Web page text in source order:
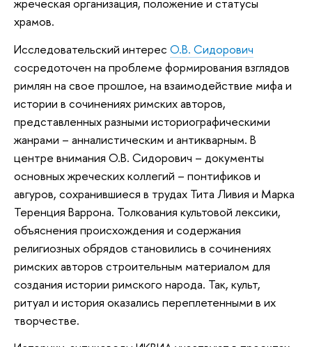
жреческая организация, положение и статусы
храмов.
Исследовательский интерес О.В. Сидорович
сосредоточен на проблеме формирования взглядов
римлян на свое прошлое, на взаимодействие мифа и
истории в сочинениях римских авторов,
представленных разными историографическими
жанрами – анналистическим и антикварным. В
центре внимания О.В. Сидорович – документы
основных жреческих коллегий – понтификов и
авгуров, сохранившиеся в трудах Тита Ливия и Марка
Теренция Варрона. Толкования культовой лексики,
объяснения происхождения и содержания
религиозных обрядов становились в сочинениях
римских авторов строительным материалом для
создания истории римского народа. Так, культ,
ритуал и история оказались переплетенными в их
творчестве.